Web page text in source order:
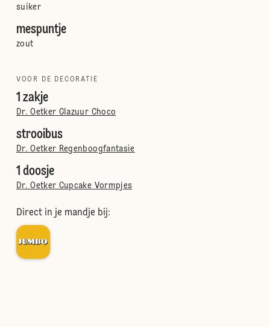
suiker
mespuntje
zout
VOOR DE DECORATIE
1 zakje
Dr. Oetker Glazuur Choco
strooibus
Dr. Oetker Regenboogfantasie
1 doosje
Dr. Oetker Cupcake Vormpjes
Direct in je mandje bij: